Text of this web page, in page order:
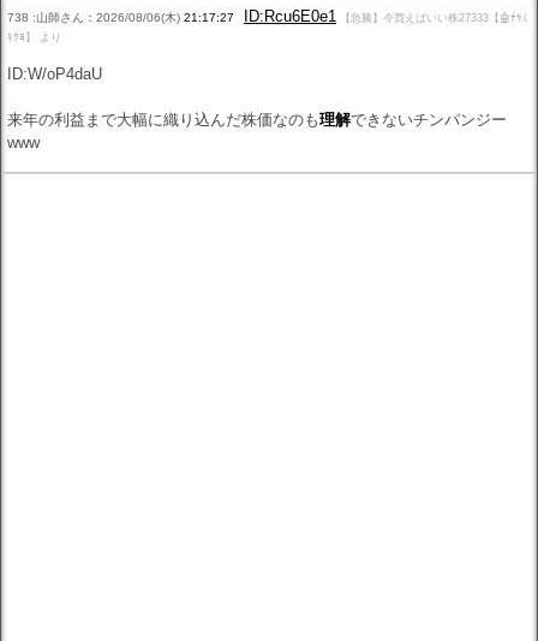
738 :山師さん：2026/08/06(木) 21:17:27 ID:Rcu6E0e1
【急騰】今買えばいい株27333【🤖ﾅﾔﾐ
ｷｸﾖ】 より
ID:W/oP4daU
来年の利益まで大幅に織り込んだ株価なのも理解できないチンパンジー
www